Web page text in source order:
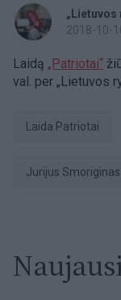
„Lietuvos
2018-10-
Laidą „Patriotai“
val. per „Lietuvos
laida Patriotai
Jurijus Smoriginas